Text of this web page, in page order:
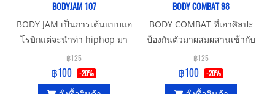
BODYJAM 107
BODY JAM เป็นการเต้นแบบแอ
โรบิกแต่จะนำท่า hiphop มา
ผสมในการเต้น จะเหมาะ
สำหรับวัยรุ่น
฿125
฿100 -20%
BODY COMBAT 98
BODY COMBAT ที่เอาศิลปะ
ป้องกันตัวมาผสมผสานเข้ากับ
เสียงเพลงและท่าทางจะตรงกับ
จังหวะเพลง เหมาะสำหรับทุก
เพศทุกวัย
฿125
฿100 -20%